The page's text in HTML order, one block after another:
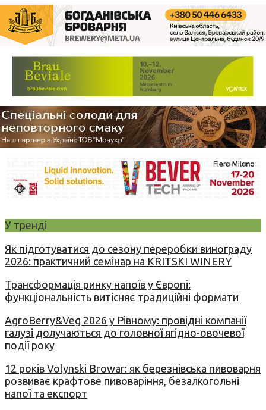
У тренді
Як підготуватися до сезону переробки винограду
2026: практичний семінар на KRITSKI WINERY
Трансформація ринку напоїв у Європі:
функціональність витісняє традиційні формати
AgroBerry&Veg 2026 у Рівному: провідні компанії
галузі долучаються до головної ягідно-овочевої
події року
12 років Volynski Browar: як березнівська пивоварня
розвиває крафтове пивоваріння, безалкогольні
напої та експорт